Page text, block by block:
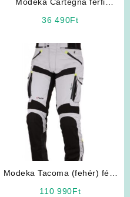
Modeka Cartegna férfi
36 490Ft
Modeka Tacoma (fehér) férfi
110 990Ft